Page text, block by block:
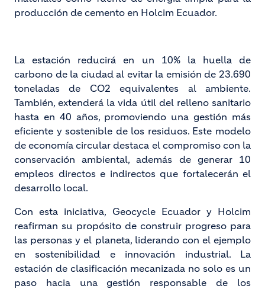
producción de cemento en Holcim Ecuador.
La estación reducirá en un 10% la huella de
carbono de la ciudad al evitar la emisión de 23.690
toneladas de CO2 equivalentes al ambiente.
También, extenderá la vida útil del relleno sanitario
hasta en 40 años, promoviendo una gestión más
eficiente y sostenible de los residuos. Este modelo
de economía circular destaca el compromiso con la
conservación ambiental, además de generar 10
empleos directos e indirectos que fortalecerán el
desarrollo local.
Con esta iniciativa, Geocycle Ecuador y Holcim
reafirman su propósito de construir progreso para
las personas y el planeta, liderando con el ejemplo
en sostenibilidad e innovación industrial. La
estación de clasificación mecanizada no solo es un
paso hacia una gestión responsable de los